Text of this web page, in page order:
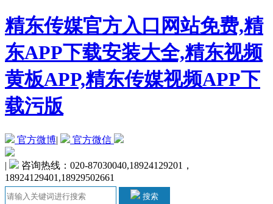
精东传媒官方入口网站免费,精
东APP下载安装大全,精东视频
黄板APP,精东传媒视频APP下
载污版
官方微博| 官方微信
|
咨询热线：020-87030040,18924129201，
18924129401,18929502661
搜索